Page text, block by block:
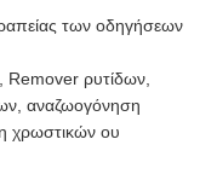
των οδηγήσεων
Remover ρυτίδων,
αναζωογόνηση
χρωστικών ου